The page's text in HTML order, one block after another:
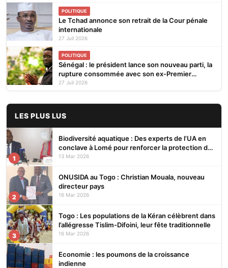
POLITIQUE
Le Tchad annonce son retrait de la Cour pénale
internationale
27 Juil 2026
POLITIQUE
Sénégal : le président lance son nouveau parti, la
rupture consommée avec son ex-Premier
ministre
27 Juil 2026
LES PLUS LUS
1
Biodiversité aquatique : Des experts de l’UA en
conclave à Lomé pour renforcer la protection des
écosystèmes
13 Mar 2026
2
ONUSIDA au Togo : Christian Mouala, nouveau
directeur pays
16 Mar 2026
3
Togo : Les populations de la Kéran célèbrent dans
l’allégresse Tislim-Difoini, leur fête traditionnelle
16 Mar 2026
Economie : les poumons de la croissance
indienne